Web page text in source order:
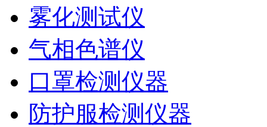
雾化测试仪
气相色谱仪
口罩检测仪器
防护服检测仪器